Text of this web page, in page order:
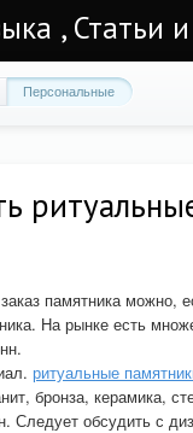
, Статьи
Персональные
памятника можно,
На рынке есть
ритуальные
бронза, керамика,
Следует обсудить с